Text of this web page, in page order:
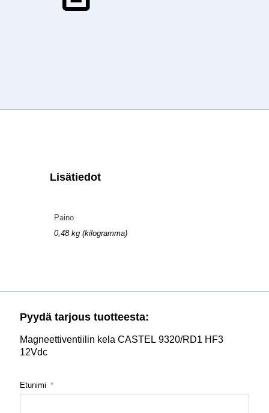
Lisätiedot
Paino
0,48 kg (kilogramma)
Pyydä tarjous tuotteesta:
Magneettiventiilin kela CASTEL 9320/RD1 HF3
12Vdc
Etunimi